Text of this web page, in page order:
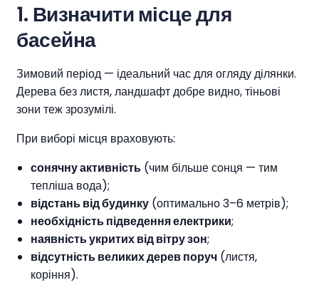
1. Визначити місце для
басейна
Зимовий період — ідеальний час для огляду ділянки.
Дерева без листя, ландшафт добре видно, тіньові
зони теж зрозумілі.
При виборі місця враховують:
сонячну активність (чим більше сонця — тим
тепліша вода);
відстань від будинку (оптимально 3–6 метрів);
необхідність підведення електрики;
наявність укритих від вітру зон;
відсутність великих дерев поруч (листя,
коріння).